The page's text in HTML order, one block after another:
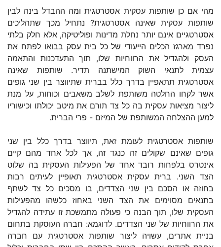
מהי אם כן שותפות עסקית אסטרטגית ומה ההבדל בינה לבין
שותפות עסקית שאינה אסטרטגית? נתחיל מכך שתהליכים
אסטרטגיים אינם יותר נחלת מדינות ופוליטיקה, אלא חלק בלתי
נפרד מארגז הכלים הייעודי של כל בית עסק בבואו לפתח את
העסק ולהגדיל את הרווחיות שלו, תוך התעדכנות והתאמה
עצמית לתנאי השוק המישתנה תדיר. שותפות שאינה
אסטרטגית תתאפיין בדרך כלל בברית שתיווצר בין שני גופים
אשר לקחו החלטה משותפת לשלב משאבים וכוחות, על מנת
ליצור מציאות עסקית בה כל צד תורם את מיטב יכולתו וכישוריו
למען ההצלחה המשותפת של המיזם - פרי הברית.
שותפות אסטרטגית לעומת זאת, תיווצר בדרך כלל בין שני
גופים שאינם שקולים זה כנגד זה, אך לכל אחד מהם קיים
אינטרס בלפחות רובד אחד של הפעילות העסקית בה שלוט
הצד השני. ברית עסקית אסטרטגית תאופיין לעיתים רבות
בחוזה או הסכם בין שני הצדדים, בו מסכים כל צד לשתף
בתנאים מסוימים את הצד השני באחוז כלשהו מהפעילות
העסקית שלו, תוך הבנה כי פעולה מתמשכת זו עתידה להגדיל
את הרווחיות של שני הצדדים. לדוגמא: חברה העוסקת בתחום
בניית אתרים, עשויה ליצור שותפות אסטרטגית עם חברה